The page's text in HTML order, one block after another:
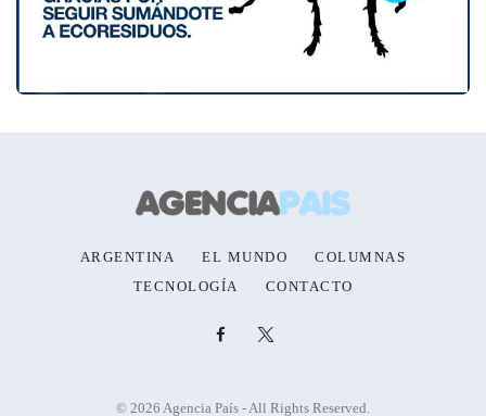
ARGENTINA EL MUNDO
COLUMNAS
TECNOLOGÍA
CONTACTO
© 2026 Agencia País - All Rights Reserved.